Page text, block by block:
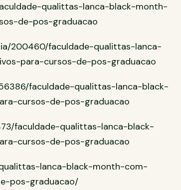
qualittas-lanca-black-month-
de-pos-graduacao
200460/faculdade-qualittas-lanca-
para-cursos-de-pos-graduacao
faculdade-qualittas-lanca-black-
cursos-de-pos-graduacao
faculdade-qualittas-lanca-black-
cursos-de-pos-graduacao
lanca-black-month-com-
pos-graduacao/